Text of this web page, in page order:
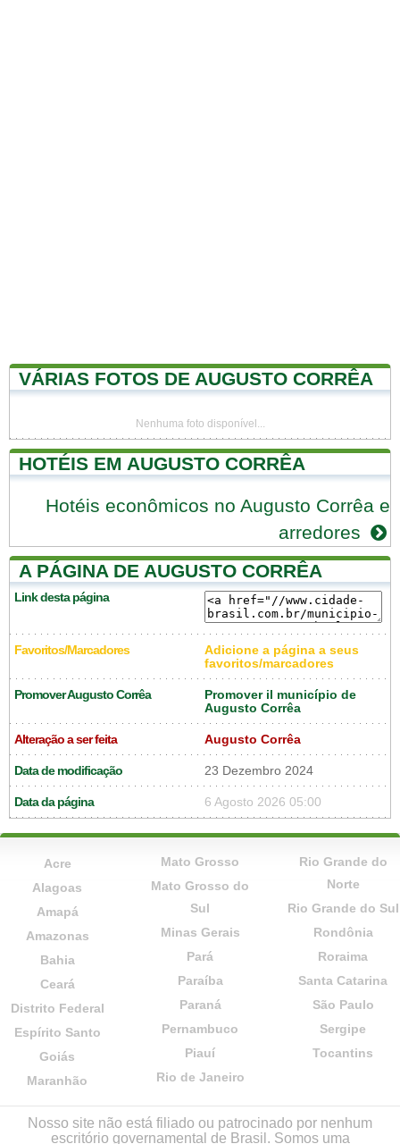
VÁRIAS FOTOS DE AUGUSTO CORRÊA
Nenhuma foto disponível...
HOTÉIS EM AUGUSTO CORRÊA
Hotéis econômicos no Augusto Corrêa e
arredores
A PÁGINA DE AUGUSTO CORRÊA
Link desta página
Favoritos/Marcadores
Adicione a página a seus
favoritos/marcadores
Promover Augusto Corrêa
Promover il município de
Augusto Corrêa
Alteração a ser feita Augusto Corrêa
Data de modificação 23 Dezembro 2024
Data da página 6 Agosto 2026 05:00
Acre
Alagoas
Amapá
Amazonas
Bahia
Ceará
Distrito Federal
Espírito Santo
Goiás
Maranhão
Mato Grosso
Mato Grosso do
Sul
Minas Gerais
Pará
Paraíba
Paraná
Pernambuco
Piauí
Rio de Janeiro
Rio Grande do
Norte
Rio Grande do Sul
Rondônia
Roraima
Santa Catarina
São Paulo
Sergipe
Tocantins
Nosso site não está filiado ou patrocinado por nenhum
escritório governamental de Brasil. Somos uma